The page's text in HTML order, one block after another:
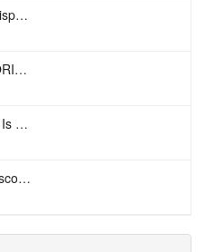
Achille Lauro – Amore Disperato
Tananai, Annalisa – STORIE BREVI
All I Want For Christmas Is You – Mariah Carey
Come Nelle Favole – Vasco Rossi